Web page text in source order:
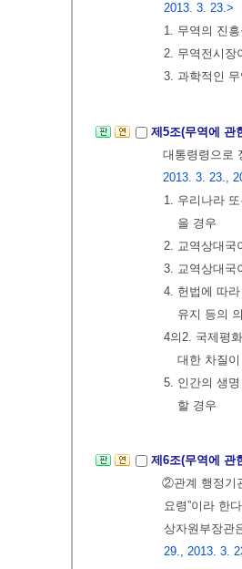
2013. 3. 23.>
1. 무역의 진
2. 무역전시장
3. 과학적인
제5조(무역에 관
대통령령으로
2013. 3. 23.,
1. 우리나라
을 경우
2. 교역상대국
3. 교역상대국
4. 헌법에 따
유지 등의
4의2. 국제평
대한 차질
5. 인간의 생
할 경우
제6조(무역에 관
②관계 행정기
요령”이라 한
상자원부장관
29., 2013. 3.